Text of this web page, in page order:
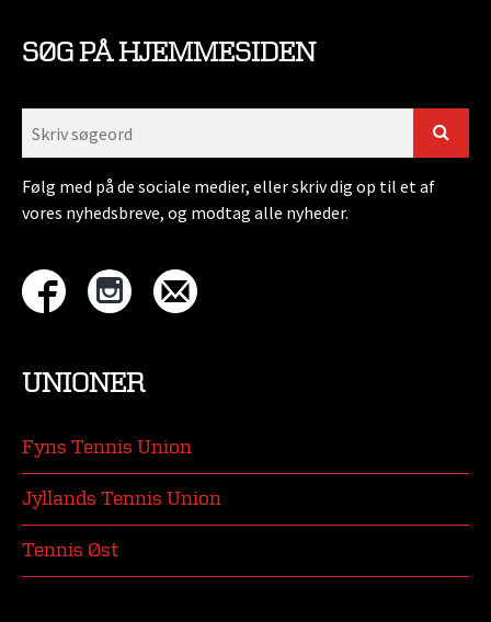
SØG PÅ HJEMMESIDEN
Følg med på de sociale medier, eller skriv dig op til et af
vores nyhedsbreve, og modtag alle nyheder.
UNIONER
Fyns Tennis Union
Jyllands Tennis Union
Tennis Øst